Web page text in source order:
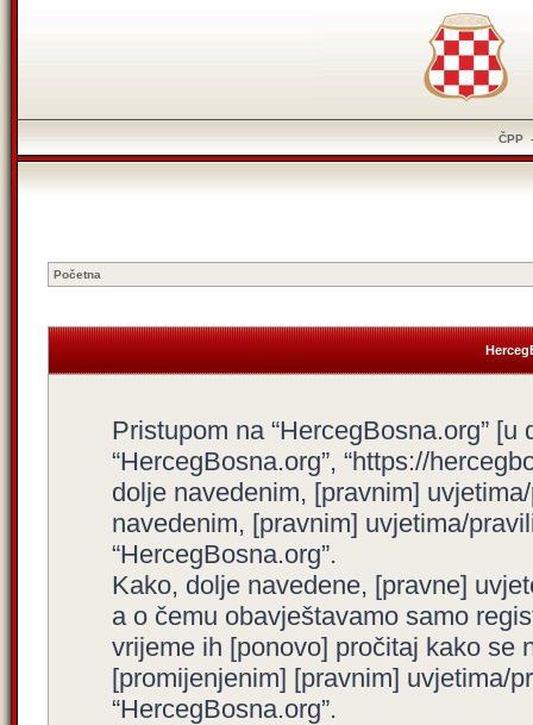
ČPP
Početna
Pristupom na “HercegBosna.org” [u
“HercegBosna.org”, “https://
dolje navedenim, [pravnim]
navedenim, [pravnim] uvjetima/
“HercegBosna.org”.
Kako, dolje navedene, [pravne]
a o čemu obavještavamo samo
vrijeme ih [ponovo] pročitaj kako se
[promijenjenim] [pravnim] uvjetima/
“HercegBosna.org”.